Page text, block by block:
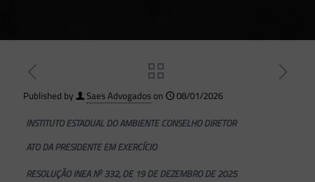
Published by Saes Advogadoson
08/01/2026
INSTITUTO ESTADUAL DO AMBIENTE CONSELHO DIRETOR
ATO DA PRESIDENTE EM EXERCÍCIO
RESOLUÇÃO INEA No332, DE 19 DE DEZEMBRO DE 2025